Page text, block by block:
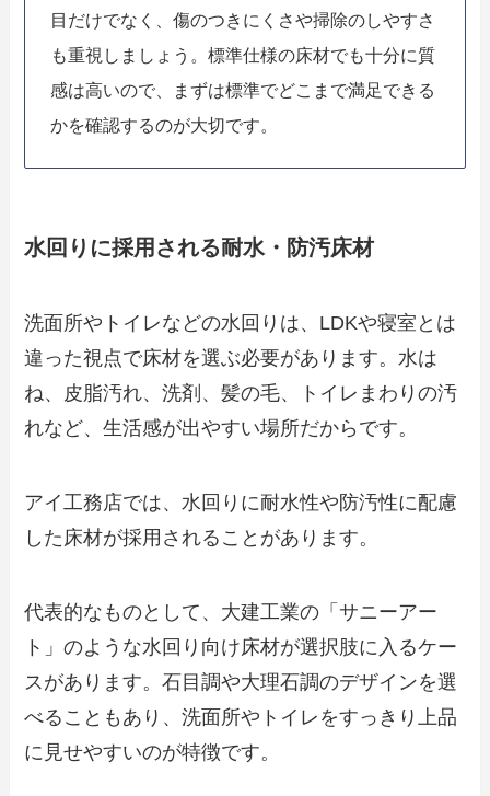
目だけでなく、傷のつきにくさや掃除のしやすさ
も重視しましょう。標準仕様の床材でも十分に質
感は高いので、まずは標準でどこまで満足できる
かを確認するのが大切です。
水回りに採用される耐水・防汚床材
洗面所やトイレなどの水回りは、LDKや寝室とは
違った視点で床材を選ぶ必要があります。水は
ね、皮脂汚れ、洗剤、髪の毛、トイレまわりの汚
れなど、生活感が出やすい場所だからです。
アイ工務店では、水回りに耐水性や防汚性に配慮
した床材が採用されることがあります。
代表的なものとして、大建工業の「サニーアー
ト」のような水回り向け床材が選択肢に入るケー
スがあります。石目調や大理石調のデザインを選
べることもあり、洗面所やトイレをすっきり上品
に見せやすいのが特徴です。